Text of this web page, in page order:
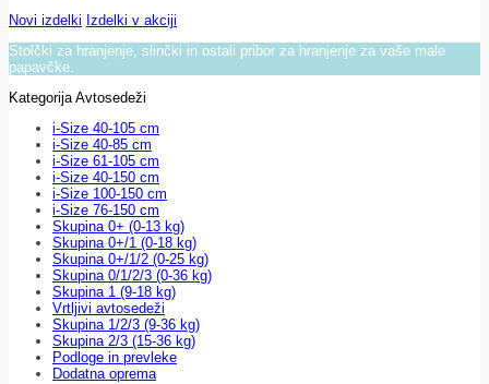
Novi izdelki Izdelki v akciji
Stolčki za hranjenje, slinčki in ostali pribor za hranjenje za vaše male
papavčke.
Kategorija Avtosedeži
i-Size 40-105 cm
i-Size 40-85 cm
i-Size 61-105 cm
i-Size 40-150 cm
i-Size 100-150 cm
i-Size 76-150 cm
Skupina 0+ (0-13 kg)
Skupina 0+/1 (0-18 kg)
Skupina 0+/1/2 (0-25 kg)
Skupina 0/1/2/3 (0-36 kg)
Skupina 1 (9-18 kg)
Vrtljivi avtosedeži
Skupina 1/2/3 (9-36 kg)
Skupina 2/3 (15-36 kg)
Podloge in prevleke
Dodatna oprema